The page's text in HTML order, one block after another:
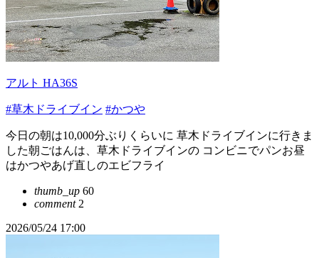
アルト HA36S
#草木ドライブイン #かつや
今日の朝は10,000分ぶりくらいに 草木ドライブインに行きま
した朝ごはんは、草木ドライブインの コンビニでパンお昼
はかつやあげ直しのエビフライ
thumb_up 60
comment2
2026/05/24 17:00